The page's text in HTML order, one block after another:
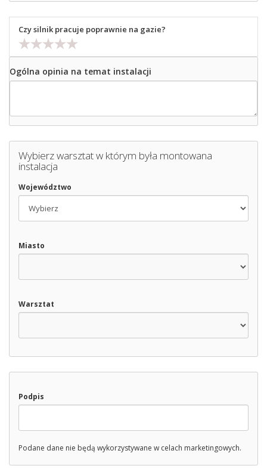
Czy silnik pracuje poprawnie na gazie?
Ogólna opinia na temat instalacji
Wybierz warsztat w którym była montowana
instalacja
Województwo
Miasto
Warsztat
Podpis
Podane dane nie będą wykorzystywane w celach marketingowych.